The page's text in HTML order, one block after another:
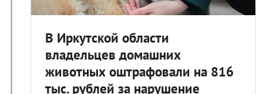
В Иркутской области
владельцев домашних
животных оштрафовали на 816